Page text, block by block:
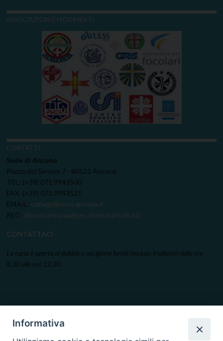
ASSOCIAZIONI E MOVIMENTI
CONTATTI
Sede di Ancona
Piazza del Senato 7 - 60121 Ancona
TEL: (+39) 071.9943500
FAX: (+39) 071.9943521
EMAIL: curia@diocesi.ancona.it
PEC: diocesi.ancona@pec.chiesacattolica.it
CONTATTACI
La curia è aperta al pubblico nei giorni feriali (escluso il sabato) dalle ore
8.30 alle ore 12.30.
Informativa